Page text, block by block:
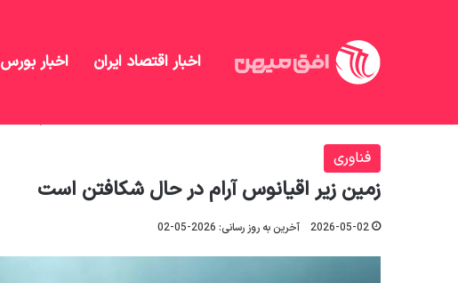
اخبار اقتصاد ایران اخبار بورس
فناوری
زمین زیر اقیانوس آرام در حال شکافتن است
2026-05-02 آخرین به روز رسانی: 2026-05-02